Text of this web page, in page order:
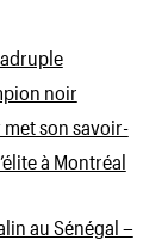
noir
son savoir-
à Montréal
au Sénégal –